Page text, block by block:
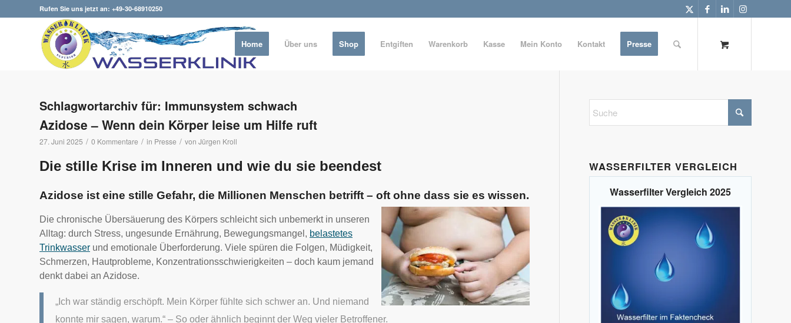
Rufen Sie uns jetzt an: +49-30-68910250
Home Über uns Shop Entgiften Warenkorb Kasse Mein Konto Kontakt Presse
Schlagwortarchiv für: Immunsystem schwach
Azidose – Wenn dein Körper leise um Hilfe ruft
27. Juni 2025 / 0 Kommentare / in Presse / von Jürgen Kroll
Die stille Krise im Inneren und wie du sie beendest
Azidose ist eine stille Gefahr, die Millionen Menschen betrifft – oft ohne dass sie es wissen.
Die chronische Übersäuerung des Körpers schleicht sich unbemerkt in unseren
Alltag: durch Stress, ungesunde Ernährung, Bewegungsmangel, belastetes
Trinkwasser und emotionale Überforderung. Viele spüren die Folgen, Müdigkeit,
Schmerzen, Hautprobleme, Konzentrationsschwierigkeiten – doch kaum jemand
denkt dabei an Azidose.
„Ich war ständig erschöpft. Mein Körper fühlte sich schwer an. Und niemand
konnte mir sagen, warum.“ – So oder ähnlich beginnt der Weg vieler Betroffener.
WASSERFILTER VERGLEICH
Wasserfilter Vergleich 2025